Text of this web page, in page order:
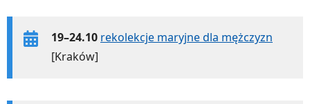
19–24.10 rekolekcje maryjne dla mężczyzn
[Kraków]